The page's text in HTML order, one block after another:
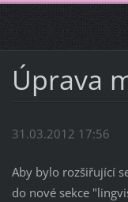
Úprava
31.03.2012 17:56
Aby bylo rozšiřující
do nové sekce